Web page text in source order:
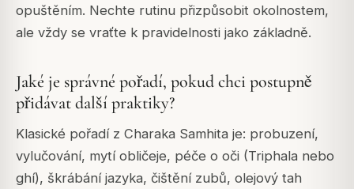
opuštěním. Nechte rutinu přizpůsobit okolnostem,
ale vždy se vraťte k pravidelnosti jako základně.
Jaké je správné pořadí, pokud chci postupně
přidávat další praktiky?
Klasické pořadí z Charaka Samhita je: probuzení,
vylučování, mytí obličeje, péče o oči (Triphala nebo
ghí), škrábání jazyka, čištění zubů, olejový tah